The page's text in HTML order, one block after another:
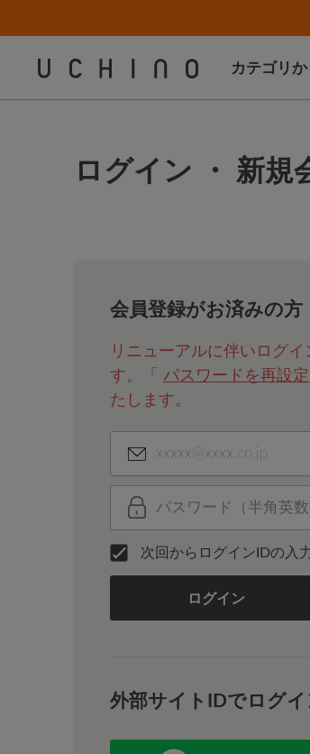
カテゴリ
ログイン ・ 新規
会員登録がお済みの方
リニューアルに伴いログ
す。「 パスワードを再設定
たします。
次回からログインIDの入
ログイン
外部サイトIDでログイ